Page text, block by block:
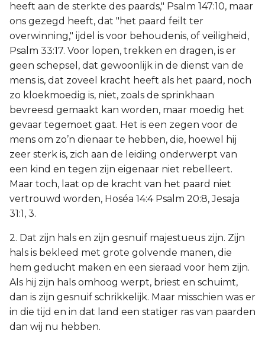
heeft aan de sterkte des paards," Psalm 147:10, maar
ons gezegd heeft, dat "het paard feilt ter
overwinning," ijdel is voor behoudenis, of veiligheid,
Psalm 33:17. Voor lopen, trekken en dragen, is er
geen schepsel, dat gewoonlijk in de dienst van de
mens is, dat zoveel kracht heeft als het paard, noch
zo kloekmoedig is, niet, zoals de sprinkhaan
bevreesd gemaakt kan worden, maar moedig het
gevaar tegemoet gaat. Het is een zegen voor de
mens om zo’n dienaar te hebben, die, hoewel hij
zeer sterk is, zich aan de leiding onderwerpt van
een kind en tegen zijn eigenaar niet rebelleert.
Maar toch, laat op de kracht van het paard niet
vertrouwd worden, Hoséa 14:4 Psalm 20:8, Jesaja
31:1, 3.
2. Dat zijn hals en zijn gesnuif majestueus zijn. Zijn
hals is bekleed met grote golvende manen, die
hem geducht maken en een sieraad voor hem zijn.
Als hij zijn hals omhoog werpt, briest en schuimt,
dan is zijn gesnuif schrikkelijk. Maar misschien was er
in die tijd en in dat land een statiger ras van paarden
dan wij nu hebben.